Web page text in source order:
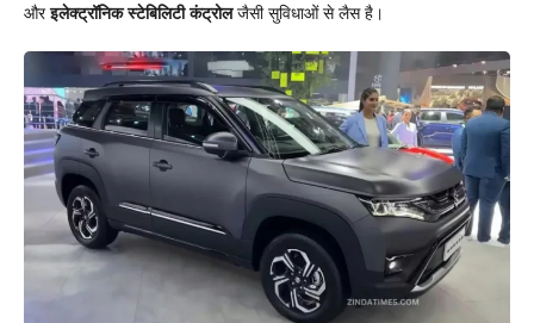
औरइलेक्ट्रॉनिक स्टेबिलिटी कंट्रोलजैसी सुविधाओं से लैस है।